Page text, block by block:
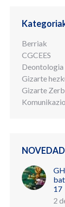
Berriak
CGCEES
Gizarte
Gizarte
17
2